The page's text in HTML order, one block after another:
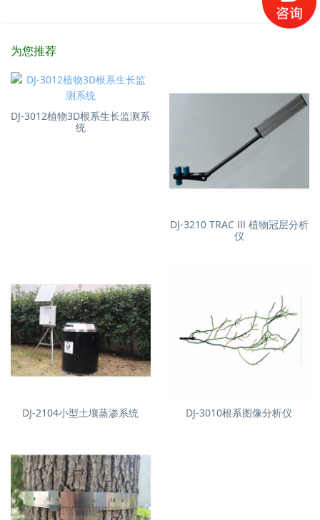
为您推荐
DJ-3012植物3D根系生长监测系
统
DJ-3210 TRAC Ⅲ 植物冠层分析
仪
DJ-2104小型土壤蒸渗系统 DJ-3010根系图像分析仪